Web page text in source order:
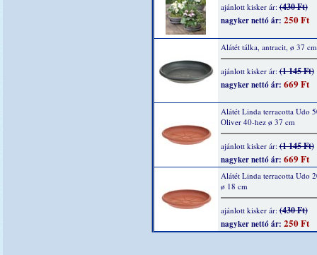
ajánlott kisker ár:(430 Ft)
nagyker nettó ár: 250 Ft
Alátét tálka, antracit, ø 37 cm
ajánlott kisker ár:(1 145 Ft)
nagyker nettó ár: 669 Ft
Alátét Linda terracotta Udo
Oliver 40-hez ø 37 cm
ajánlott kisker ár:(1 145 Ft)
nagyker nettó ár: 669 Ft
Alátét Linda terracotta Udo
ø 18 cm
ajánlott kisker ár:(430 Ft)
nagyker nettó ár: 250 Ft